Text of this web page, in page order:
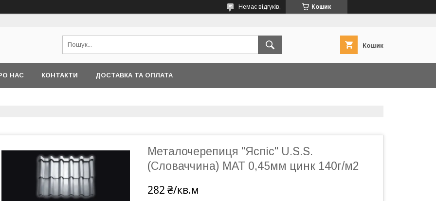
Кошик
Немає відгуків,
Кошик
НАС КОНТАКТИ ДОСТАВКА ТА ОПЛАТА
Металочерепиця "Яспіс" U.S.S.
(Словаччина) МАТ 0,45мм цинк 140г/м2
282 ₴/кв.м